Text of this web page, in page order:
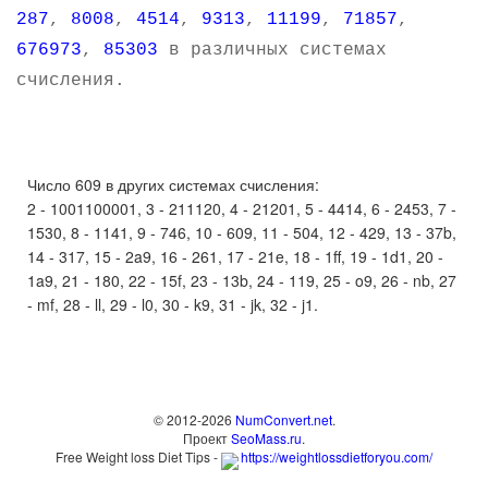
287, 8008, 4514, 9313, 11199, 71857,
676973, 85303 в различных системах
счисления.
Число 609 в других системах счисления:
2 - 1001100001, 3 - 211120, 4 - 21201, 5 - 4414, 6 - 2453, 7 -
1530, 8 - 1141, 9 - 746, 10 - 609, 11 - 504, 12 - 429, 13 - 37b,
14 - 317, 15 - 2a9, 16 - 261, 17 - 21e, 18 - 1ff, 19 - 1d1, 20 -
1a9, 21 - 180, 22 - 15f, 23 - 13b, 24 - 119, 25 - o9, 26 - nb, 27
- mf, 28 - ll, 29 - l0, 30 - k9, 31 - jk, 32 - j1.
© 2012-2026 NumConvert.net.
ПроектSeoMass.ru.
Free Weight loss Diet Tips -
https://weightlossdietforyou.com/